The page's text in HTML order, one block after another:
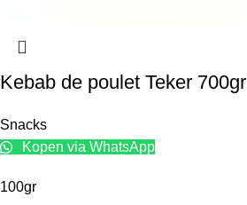
Kebab de poulet Teker 700gr
Snacks
Kopen via WhatsApp
100gr